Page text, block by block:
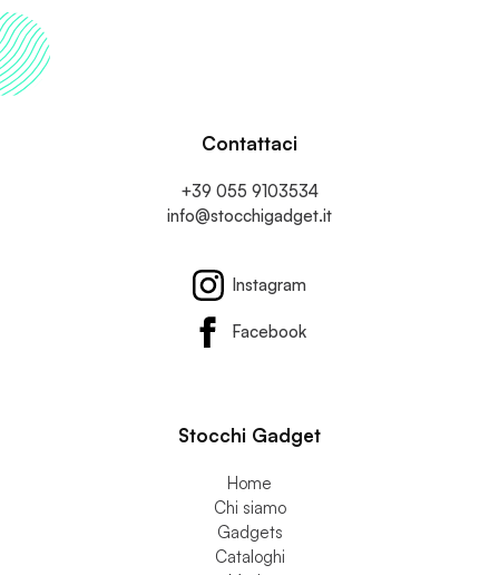
Contattaci
info@stocchigadget.it
Instagram
Stocchi Gadget
Home
Chi siamo